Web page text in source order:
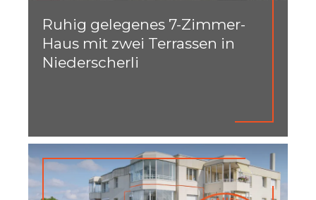
Ruhig gelegenes 7-Zimmer-
Haus mit zwei Terrassen in
Niederscherli